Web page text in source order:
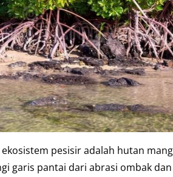
pesisir adalah hutan
garis pantai dari abrasi ombak